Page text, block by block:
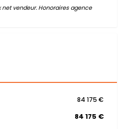
vendeur. Honoraires agence
84 175 €
84 175 €